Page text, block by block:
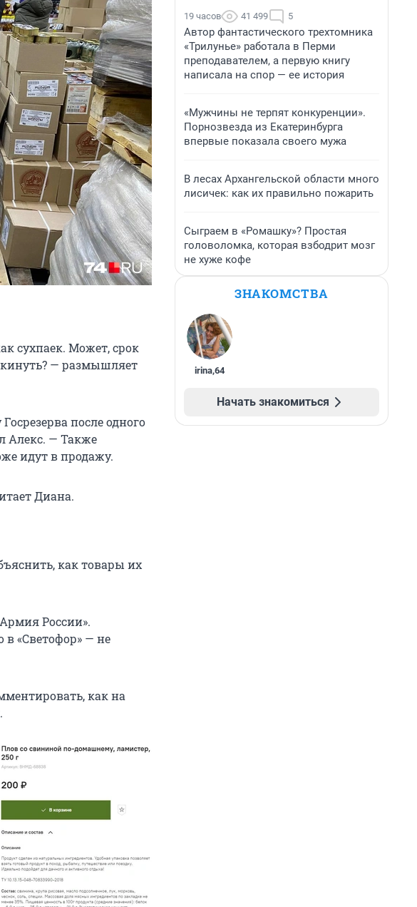
сухпаек. Может, срок
— размышляет
после одного
Алекс. — Также
идут в продажу.
Диана.
как товары их
России».
в «Светофор» — не
как на
19 часов 41 499 5
Автор фантастического трехтомника
«Трилунье» работала в Перми
преподавателем, а первую книгу
написала на спор — ее история
«Мужчины не терпят конкуренции».
Порнозвезда из Екатеринбурга
впервые показала своего мужа
В лесах Архангельской области много
лисичек: как их правильно пожарить
Сыграем в «Ромашку»? Простая
головоломка, которая взбодрит мозг
не хуже кофе
ЗНАКОМСТВА
irina,64
Начать знакомиться